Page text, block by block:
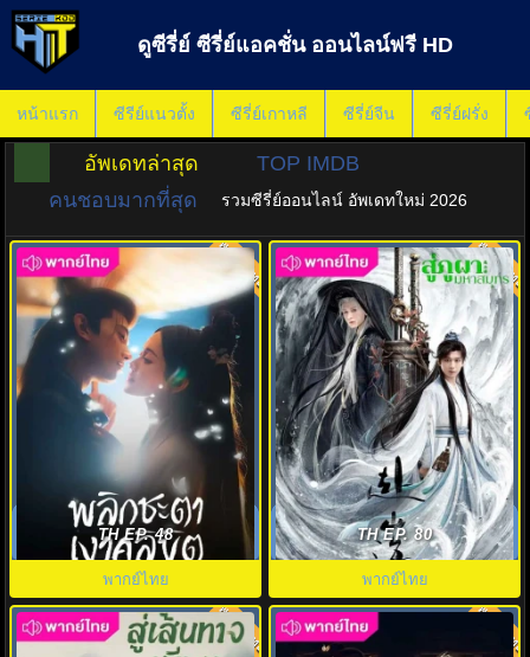
ดูซีรี่ย์ ซีรี่ย์แอคชั่น ออนไลน์ฟรี HD
หน้าแรก ซีรีย์แนวตั้ง ซีรี่ย์เกาหลี ซีรี่ย์จีน ซีรี่ย์ฝรั่ง
อัพเดทล่าสุด
TOP IMDB
คนชอบมากที่สุด
รวมซีรี่ย์ออนไลน์ อัพเดทใหม่ 2026
พลิกชะตาเงาคู่ลิขิต (2025)
Doppelganger พากย์ไทย EP1-28
8.0 พากย์ไทย
TH EP. 48
พากย์ไทย
สู่ภูผามหาสมุทร (2025) The
Journey of Legend พากย์ไทย
8.0 พากย์ไทย
TH EP. 80
พากย์ไทย
6.0 พากย์ไทย 8.0 พากย์ไทย